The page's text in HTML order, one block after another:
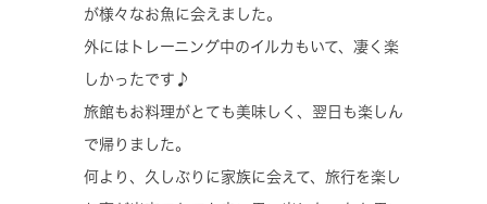
が様々なお魚に会えました。
外にはトレーニング中のイルカもいて、凄く楽
しかったです♪
旅館もお料理がとても美味しく、翌日も楽しん
で帰りました。
何より、久しぶりに家族に会えて、旅行を楽し